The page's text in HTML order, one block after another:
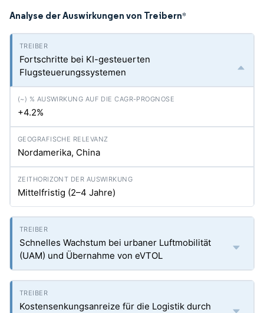
Analyse der Auswirkungen von Treibern*
Fortschritte bei KI-gesteuerten
Flugsteuerungssystemen
+4.2%
Nordamerika, China
Mittelfristig (2–4 Jahre)
Schnelles Wachstum bei urbaner Luftmobilität
(UAM) und Übernahme von eVTOL
Kostensenkungsanreize für die Logistik durch